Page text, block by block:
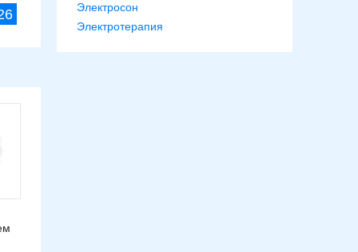
Электросон
Электротерапия